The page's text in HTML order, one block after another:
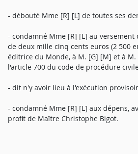
- débouté Mme [R] [L] de toutes ses
- condamné Mme [R] [L] au versement
de deux mille cinq cents euros (2 500
éditrice du Monde, à M. [G] [M] et à
l'article 700 du code de procédure
- dit n'y avoir lieu à l'exécution
- condamné Mme [R] [L] aux dépens,
profit de Maître Christophe Bigot.